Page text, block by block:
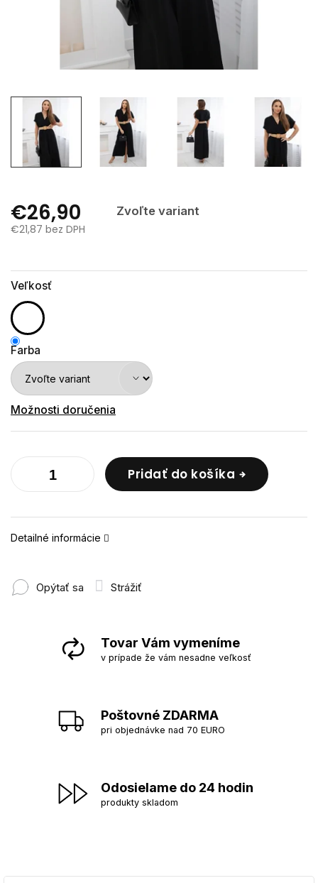
€26,90
Zvoľte variant
€21,87 bez DPH
Veľkosť
Farba
Možnosti doručenia
Pridať do košíka
Detailné informácie
Opýtať sa Strážiť
Tovar Vám vymeníme
v prípade že vám nesadne veľkosť
Poštovné ZDARMA
pri objednávke nad 70 EURO
Odosielame do 24 hodin
produkty skladom